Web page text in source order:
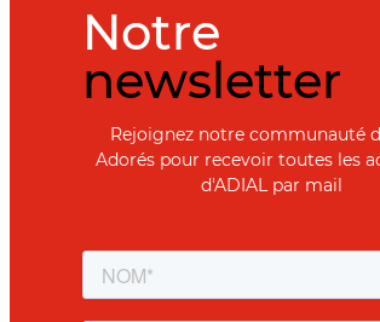
Notre
newsletter
Rejoignez notre communauté
Adorés pour recevoir toutes les
d'ADIAL par mail